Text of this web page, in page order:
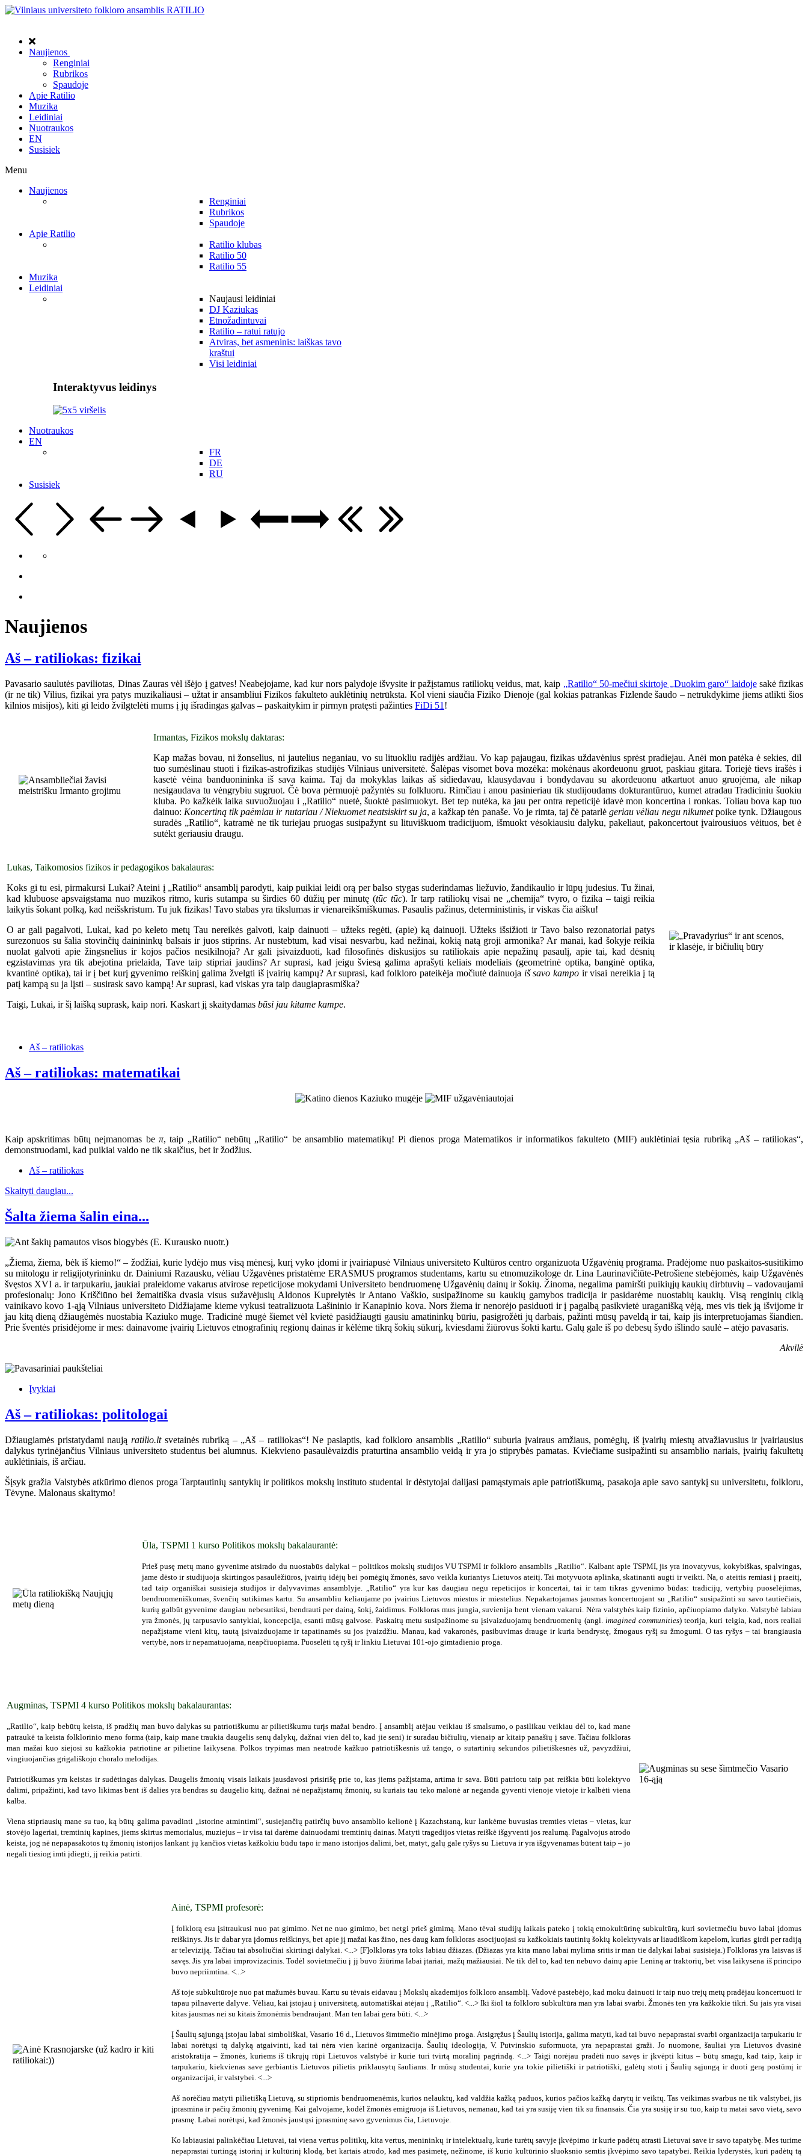
Naujienos
Renginiai
Rubrikos
Spaudoje
Apie Ratilio
Muzika
Leidiniai
Nuotraukos
EN
Susisiek
Menu
Naujienos
Renginiai
Rubrikos
Spaudoje
Apie Ratilio
Ratilio klubas
Ratilio 50
Ratilio 55
Muzika
Leidiniai
Naujausi leidiniai
DJ Kaziukas
Etnožadintuvai
Ratilio – ratui ratujo
Atviras, bet asmeninis: laiškas tavo
kraštui
Visi leidiniai
Interaktyvus leidinys
Nuotraukos
EN
FR
DE
RU
Susisiek
Naujienos
Aš – ratiliokas: fizikai
Pavasario saulutės paviliotas, Dinas Zauras vėl išėjo į gatves! Neabejojame, kad kur nors palydoje išvysite ir pažįstamus ratiliokų veidus, mat, kaip „Ratilio“ 50-mečiui skirtoje „Duokim garo“ laidojesakė fizikas
(ir ne tik) Vilius, fizikai yra patys muzikaliausi – užtat ir ansambliui Fizikos fakulteto auklėtinių netrūksta. Kol vieni siaučia Fiziko Dienoje (gal kokias patrankas Fizlende šaudo – netrukdykime jiems atlikti šios
kilnios misijos), kiti gi leido žvilgtelėti mums į jų išradingas galvas – paskaitykim ir pirmyn pratęsti pažinties FiDi 51 !
Irmantas, Fizikos mokslų daktaras:
Kap mažas bovau, ni žonselius, ni jautelius neganiau, vo su lituokliu radijės ardžiau. Vo kap pajaugau, fizikas uždavėnius sprėst pradiejau. Anėi mon patėka ė sekies, dil
tuo sumėslinau stuoti i fizikas-astrofizikas studijės Vilniaus universitetė. Šalėpas visomet bova mozėka: mokėnaus akordeuonu gruot, paskiau gitara. Toriejė tievs irašės i
kasetė vėina banduonininka iš sava kaima. Taj da mokyklas laikas aš sidiedavau, klausydavau i bondydavau su akordeuonu atkartuot anuo gruojėma, ale nikap
nesigaudava tu vėngrybiu sugruot. Čė bova pėrmuojė pažyntės su folkluoru. Rimčiau i anou pasinieriau tik studijoudams dokturantūruo, kumet atradau Tradiciniu šuokiu
kluba. Po kažkėik laika suvuožuojau i „Ratilio“ nuetė, šuoktė pasimuokyt. Bet tep nutėka, ka jau per ontra repeticijė idavė mon koncertina i ronkas. Toliau bova kap tuo
dainuo: Koncertiną tik paėmiau ir nutariau / Niekuomet neatsiskirt su ja,a kažkap tėn panaše. Vo je rimta, taj čė patarlėgeriau vėliau negu nikumetpoike tynk. Džiaugous
suradės „Ratilio“, katramė ne tik turiejau pruogas susipažynt su lituviškuomtradicijuom, išmuokt vėsokiausiu dalyku, pakeliaut, pakoncertout įvairousiuos vėituos, bet ė
sutėkt geriausiu draugu.
Lukas, Taikomosios fizikos ir pedagogikos bakalauras:
Koks gi tu esi, pirmakursi Lukai? Ateini į „Ratilio“ ansamblį parodyti, kaip puikiai leidi orą per balso stygas suderindamas liežuvio, žandikaulio ir lūpų judesius. Tu žinai,
kad klubuose apsvaigstama nuo muzikos ritmo, kuris sutampa su širdies 60 dūžių per minutę (tūc tūc). Ir tarp ratiliokų visai ne „chemija“ tvyro, o fizika – taigi reikia
laikytis šokant polką, kad neišskristum. Tu juk fizikas! Tavo stabas yra tikslumas ir vienareikšmiškumas. Pasaulis pažinus, deterministinis, ir viskas čia aišku!
O ar gali pagalvoti, Lukai, kad po keleto metų Tau nereikės galvoti, kaip dainuoti – užteks regėti, (apie) ką dainuoji. Užteks išsižioti ir Tavo balso rezonatoriai patys
surezonuos su šalia stovinčių dainininkų balsais ir juos stiprins. Ar nustebtum, kad visai nesvarbu, kad nežinai, kokią natą groji armonika? Ar manai, kad šokyje reikia
nuolat galvoti apie žingsnelius ir kojos pačios nesikilnoja? Ar gali įsivaizduoti, kad filosofinės diskusijos su ratiliokais apie nepažinų pasaulį, apie tai, kad dėsnių
egzistavimas yra tik abejotina prielaida, Tave taip stipriai jaudins? Ar suprasi, kad jeigu šviesą galima aprašyti keliais modeliais (geometrinė optika, banginė optika,
kvantinė optika), tai ir į bet kurį gyvenimo reiškinį galima žvelgti iš įvairių kampų? Ar suprasi, kad folkloro pateikėja močiutė dainuoja iš savo kampoir visai nereikia į tą
patį kampą su ja lįsti – susirask savo kampą! Ar suprasi, kad viskas yra taip daugiaprasmiška?
Taigi, Lukai, ir šį laišką suprask, kaip nori. Kaskart jį skaitydamas būsi jau kitame kampe.
Aš – ratiliokas
Aš – ratiliokas: matematikai
Kaip apskritimas būtų neįmanomas be π, taip „Ratilio“ nebūtų „Ratilio“ be ansamblio matematikų! Pi dienos proga Matematikos ir informatikos fakulteto (MIF) auklėtiniai tęsia rubriką „Aš – ratiliokas“,
demonstruodami, kad puikiai valdo ne tik skaičius, bet ir žodžius.
Aš – ratiliokas
Skaityti daugiau...
Šalta žiema šalin eina...
„Žiema, žiema, bėk iš kiemo!“ – žodžiai, kurie lydėjo mus visą mėnesį, kurį vyko įdomi ir įvairiapusė Vilniaus universiteto Kultūros centro organizuota Užgavėnių programa. Pradėjome nuo paskaitos-susitikimo
su mitologu ir religijotyrininku dr. Dainiumi Razausku, vėliau Užgavėnes pristatėme ERASMUS programos studentams, kartu su etnomuzikologe dr. Lina Laurinavičiūte-Petrošiene stebėjomės, kaip Užgavėnės
švęstos XVI a. ir tarpukariu, jaukiai praleidome vakarus atvirose repeticijose mokydami Universiteto bendruomenę Užgavėnių dainų ir šokių. Žinoma, negalima pamiršti puikiųjų kaukių dirbtuvių – vadovaujami
profesionalų: Jono Kriščiūno bei žemaitiška dvasia visus sužavėjusių Aldonos Kuprelytės ir Antano Vaškio, susipažinome su kaukių gamybos tradicija ir pasidarėme nuostabių kaukių. Visą renginių ciklą
vainikavo kovo 1-ąją Vilniaus universiteto Didžiajame kieme vykusi teatralizuota Lašininio ir Kanapinio kova. Nors žiema ir nenorėjo pasiduoti ir į pagalbą pasikvietė uraganišką vėją, mes vis tiek ją išvijome ir
jau kitą dieną džiaugėmės nuostabia Kaziuko muge. Tradicinė mugė šiemet vėl kvietė pasidžiaugti gausiu amatininkų būriu, pasigrožėti jų darbais, pažinti mūsų paveldą ir tai, kaip jis interpretuojamas šiandien.
Prie šventės prisidėjome ir mes: dainavome įvairių Lietuvos etnografinių regionų dainas ir kėlėme tikrą šokių sūkurį, kviesdami žiūrovus šokti kartu. Galų gale iš po debesų šydo išlindo saulė – atėjo pavasaris.
Akvilė
Įvykiai
Aš – ratiliokas: politologai
Džiaugiamės pristatydami naują ratilio.ltsvetainės rubriką – „Aš – ratiliokas“! Ne paslaptis, kad folkloro ansamblis „Ratilio“ suburia įvairaus amžiaus, pomėgių, iš įvairių miestų atvažiavusius ir įvairiausius
dalykus tyrinėjančius Vilniaus universiteto studentus bei alumnus. Kiekvieno pasaulėvaizdis praturtina ansamblio veidą ir yra jo stiprybės pamatas. Kviečiame susipažinti su ansamblio nariais, įvairių fakultetų
auklėtiniais, iš arčiau.
Šįsyk gražia Valstybės atkūrimo dienos proga Tarptautinių santykių ir politikos mokslų instituto studentai ir dėstytojai dalijasi pamąstymais apie patriotiškumą, pasakoja apie savo santykį su universitetu, folkloru,
Tėvyne. Malonaus skaitymo!
Ūla, TSPMI 1 kurso Politikos mokslų bakalaurantė:
Prieš pusę metų mano gyvenime atsirado du nuostabūs dalykai – politikos mokslų studijos VU TSPMI ir folkloro ansamblis „Ratilio“. Kalbant apie TSPMI, jis yra inovatyvus, kokybiškas, spalvingas,
jame dėsto ir studijuoja skirtingos pasaulėžiūros, įvairių idėjų bei pomėgių žmonės, savo veikla kuriantys Lietuvos ateitį. Tai motyvuota aplinka, skatinanti augti ir veikti. Na, o ateitis remiasi į praeitį,
tad taip organiškai susisieja studijos ir dalyvavimas ansamblyje. „Ratilio“ yra kur kas daugiau negu repeticijos ir koncertai, tai ir tam tikras gyvenimo būdas: tradicijų, vertybių puoselėjimas,
bendruomeniškumas, švenčių sutikimas kartu. Su ansambliu keliaujame po įvairius Lietuvos miestus ir miestelius. Nepakartojamas jausmas koncertuojant su „Ratilio“ susipažinti su savo tautiečiais,
kurių galbūt gyvenime daugiau nebesutiksi, bendrauti per dainą, šokį, žaidimus. Folkloras mus jungia, suvienija bent vienam vakarui. Nėra valstybės kaip fizinio, apčiuopiamo dalyko. Valstybė labiau
yra žmonės, jų tarpusavio santykiai, koncepcija, esanti mūsų galvose. Paskaitų metu susipažinome su įsivaizduojamų bendruomenių (angl. imagined communities) teorija, kuri teigia, kad, nors realiai
nepažįstame vieni kitų, tautą įsivaizduojame ir tapatinamės su jos įvaizdžiu. Manau, kad vakaronės, pasibuvimas drauge ir kuria bendrystę, žmogaus ryšį su žmogumi. O tas ryšys – tai brangiausia
vertybė, nors ir nepamatuojama, neapčiuopiama. Puoselėti tą ryšį ir linkiu Lietuvai 101-ojo gimtadienio proga.
Augminas, TSPMI 4 kurso Politikos mokslų bakalaurantas:
„Ratilio“, kaip bebūtų keista, iš pradžių man buvo dalykas su patriotiškumu ar pilietiškumu turįs mažai bendro. Į ansamblį atėjau veikiau iš smalsumo, o pasilikau veikiau dėl to, kad mane
patraukė ta keista folklorinio meno forma (taip, kaip mane traukia daugelis senų dalykų, dažnai vien dėl to, kad jie seni) ir suradau bičiulių, vienaip ar kitaip panašių į save. Tačiau folkloras
man mažai kuo siejosi su kažkokia patriotine ar pilietine laikysena. Polkos trypimas man neatrodė kažkuo patriotiškesnis už tango, o sutartinių sekundos pilietiškesnės už, pavyzdžiui,
vingiuojančias grigališkojo choralo melodijas.
Patriotiškumas yra keistas ir sudėtingas dalykas. Daugelis žmonių visais laikais jausdavosi prisirišę prie to, kas jiems pažįstama, artima ir sava. Būti patriotu taip pat reiškia būti kolektyvo
dalimi, pripažinti, kad tavo likimas bent iš dalies yra bendras su daugelio kitų, dažnai nė nepažįstamų žmonių, su kuriais tau teko malonė ar neganda gyventi vienoje vietoje ir kalbėti viena
kalba.
Viena stipriausių mane su tuo, ką būtų galima pavadinti „istorine atmintimi“, susiejančių patirčių buvo ansamblio kelionė į Kazachstaną, kur lankėme buvusias tremties vietas – vietas, kur
stovėjo lageriai, tremtinių kapines, jiems skirtus memorialus, muziejus – ir visa tai darėme dainuodami tremtinių dainas. Matyti tragedijos vietas reiškė išgyventi jos realumą. Pagalvojus atrodo
keista, jog nė nepapasakotos tų žmonių istorijos lankant jų kančios vietas kažkokiu būdu tapo ir mano istorijos dalimi, bet, matyt, galų gale ryšys su Lietuva ir yra išgyvenamas būtent taip – jo
negali tiesiog imti įdiegti, jį reikia patirti.
Ainė, TSPMI profesorė:
Į folklorą esu įsitraukusi nuo pat gimimo. Net ne nuo gimimo, bet netgi prieš gimimą. Mano tėvai studijų laikais pateko į tokią etnokultūrinę subkultūrą, kuri sovietmečiu buvo labai įdomus
reiškinys. Jis ir dabar yra įdomus reiškinys, bet apie jį mažai kas žino, nes daug kam folkloras asocijuojasi su kažkokiais tautinių šokių kolektyvais ar liaudiškom kapelom, kurias girdi per radiją
ar televiziją. Tačiau tai absoliučiai skirtingi dalykai. <...> [F]olkloras yra toks labiau džiazas. (Džiazas yra kita mano labai mylima sritis ir man tie dalykai labai susisieja.) Folkloras yra laisvas iš
savęs. Jis yra labai improvizacinis. Todėl sovietmečiu į jį buvo žiūrima labai įtariai, mažų mažiausiai. Ne tik dėl to, kad ten nebuvo dainų apie Leniną ar traktorių, bet visa laikysena iš principo
buvo nepriimtina. <...>
Aš toje subkultūroje nuo pat mažumės buvau. Kartu su tėvais eidavau į Mokslų akademijos folkloro ansamblį. Vadovė pastebėjo, kad moku dainuoti ir taip nuo trejų metų pradėjau koncertuoti ir
tapau pilnaverte dalyve. Vėliau, kai įstojau į universitetą, automatiškai atėjau į „Ratilio“. <...> Iki šiol ta folkloro subkultūra man yra labai svarbi. Žmonės ten yra kažkokie tikri. Su jais yra visai
kitas jausmas nei su kitais žmonėmis bendraujant. Man ten labai gera būti. <...>
Į Šaulių sąjungą įstojau labai simboliškai, Vasario 16 d., Lietuvos šimtmečio minėjimo proga. Atsigręžus į Šaulių istorija, galima matyti, kad tai buvo nepaprastai svarbi organizacija tarpukariu ir
labai norėtųsi tą dalyką atgaivinti, kad tai nėra vien karinė organizacija. Šaulių ideologija, V. Putvinskio suformuota, yra nepaprastai graži. Jo nuomone, šauliai yra Lietuvos dvasinė
aristokratija – žmonės, kuriems iš tikrųjų rūpi Lietuvos valstybė ir kurie turi tvirtą moralinį pagrindą. <...> Taigi norėjau pradėti nuo savęs ir įkvėpti kitus – būtų smagu, kad taip, kaip ir
tarpukariu, kiekvienas save gerbiantis Lietuvos pilietis priklausytų šauliams. Ir mūsų studentai, kurie yra tokie pilietiški ir patriotiški, galėtų stoti į Šaulių sąjungą ir duoti gerą postūmį ir
organizacijai, ir valstybei. <...>
Aš norėčiau matyti pilietišką Lietuvą, su stipriomis bendruomenėmis, kurios nelauktų, kad valdžia kažką paduos, kurios pačios kažką darytų ir veiktų. Tas veikimas svarbus ne tik valstybei, jis
įprasmina ir pačių žmonių gyvenimą. Kai galvojame, kodėl žmonės emigruoja iš Lietuvos, nemanau, kad tai yra susiję vien tik su finansais. Čia yra susiję ir su tuo, kaip tu matai savo vietą, savo
prasmę. Labai norėtųsi, kad žmonės jaustųsi įprasminę savo gyvenimus čia, Lietuvoje.
Ko labiausiai palinkėčiau Lietuvai, tai viena vertus politikų, kita vertus, menininkų ir intelektualų, kurie turėtų savyje įkvėpimo ir kurie padėtų atrasti Lietuvai save ir savo tapatybę. Mes turime
nepaprastai turtingą istorinį ir kultūrinį klodą, bet kartais atrodo, kad mes pasimetę, nežinome, iš kurio kultūrinio sluoksnio semtis įkvėpimo savo tapatybei. Reikia lyderystės, kuri padėtų tą